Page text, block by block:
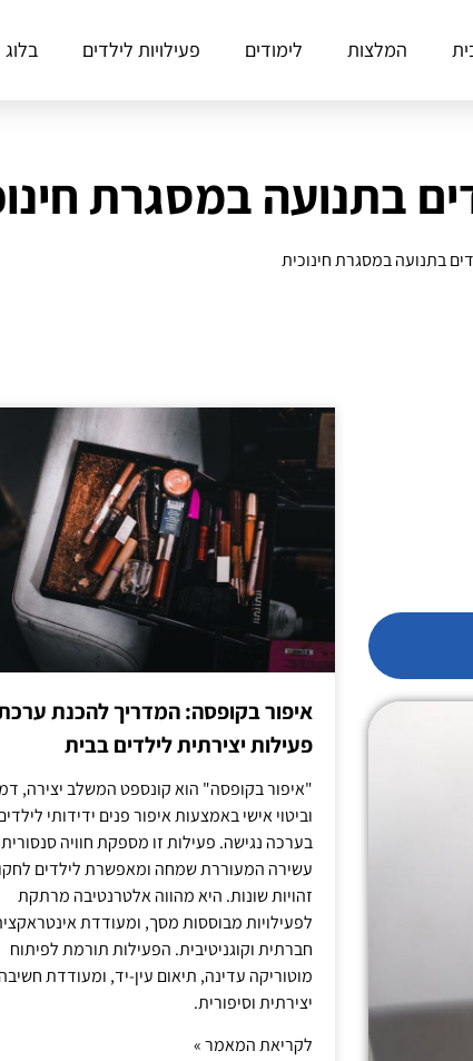
המלצות לימודים פעילויות לילדים בלוג
בתנועה במסגרת
בתנועה במסגרת חינוכית
איפור בקופסה: המדריך להכנת
פעילות יצירתית לילדים בבית
"איפור בקופסה" הוא קונספט המשלב יצירה,
וביטוי אישי באמצעות איפור פנים ידידותי
בערכה נגישה. פעילות זו מספקת חוויה סנסורית
עשירה המעוררת שמחה ומאפשרת לילדים
זהויות שונות. היא מהווה אלטרנטיבה מרתקת
לפעילויות מבוססות מסך, ומעודדת
חברתית וקוגניטיבית. הפעילות תורמת לפיתוח
מוטוריקה עדינה, תיאום עין-יד, ומעודדת חשיבה
יצירתית וסיפורית.
לקריאת המאמר »